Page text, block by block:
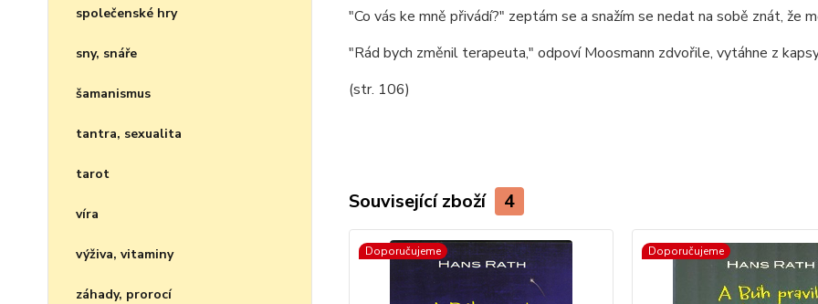
společenské hry
sny, snáře
šamanismus
tantra, sexualita
tarot
víra
výživa, vitaminy
záhady, prorocí
"Co vás ke mně přivádí?" zeptám se a snažím se nedat na sobě znát, že
"Rád bych změnil terapeuta," odpoví Moosmann zdvořile, vytáhne z
(str. 106)
Související zboží 4
Doporučujeme Doporučujeme